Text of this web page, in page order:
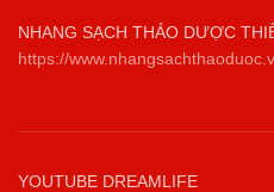
NHANG SẠCH THẢO DƯỢC
https://
YOUTUBE DREAMLIFE